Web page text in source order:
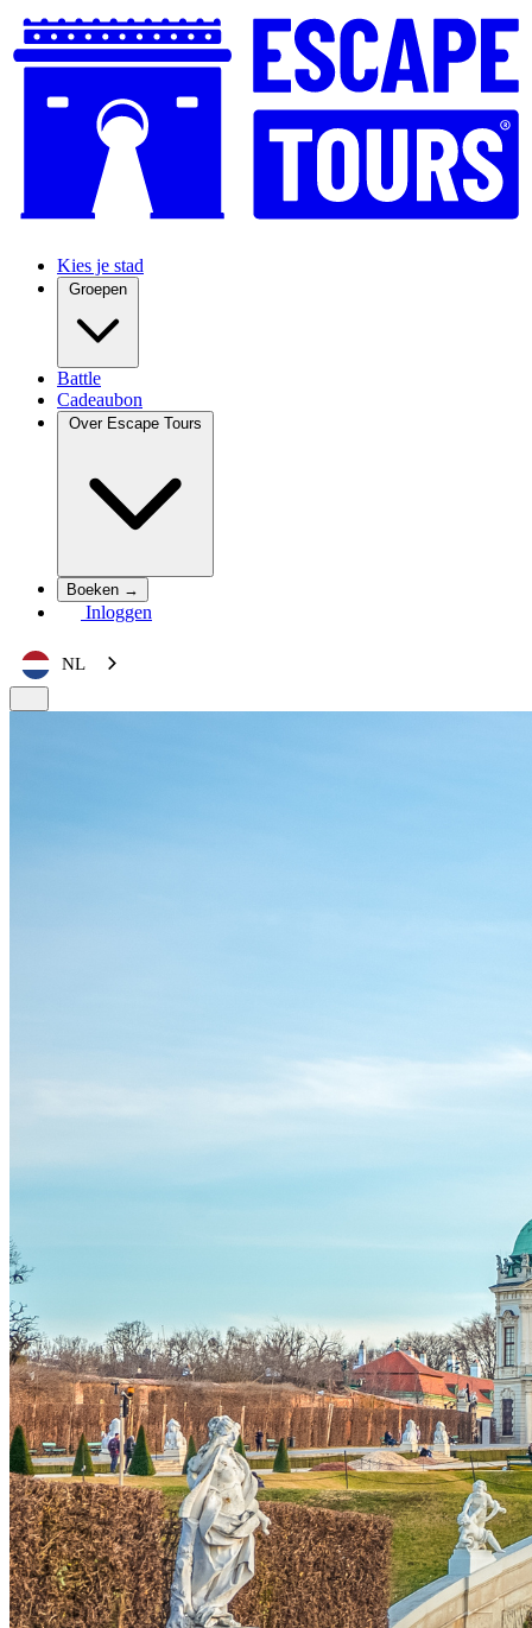
Kies je stad
Groepen
Battle
Cadeaubon
Over Escape Tours
Boeken →
Inloggen
NL